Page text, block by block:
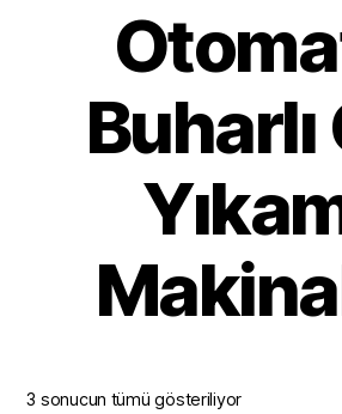
Buharlı
3 sonucun tümü gösteriliyor